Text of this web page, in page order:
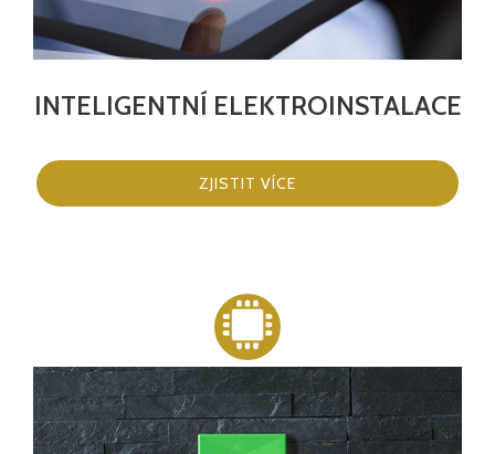
INTELIGENTNÍ ELEKTROINSTALACE
ZJISTIT VÍCE